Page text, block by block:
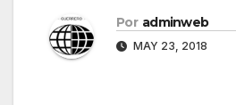
Por adminweb
MAY 23, 2018